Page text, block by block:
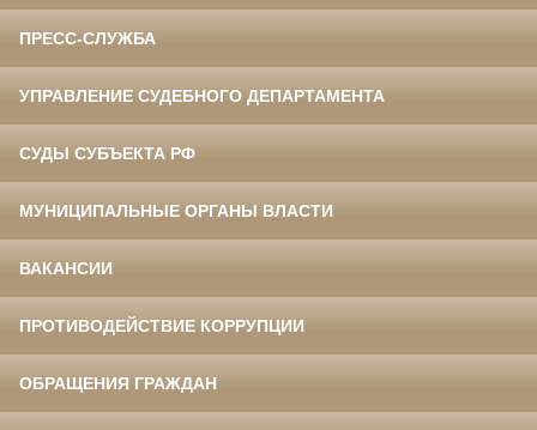
ПРЕСС-СЛУЖБА
УПРАВЛЕНИЕ СУДЕБНОГО ДЕПАРТАМЕНТА
СУДЫ СУБЪЕКТА РФ
МУНИЦИПАЛЬНЫЕ ОРГАНЫ ВЛАСТИ
ВАКАНСИИ
ПРОТИВОДЕЙСТВИЕ КОРРУПЦИИ
ОБРАЩЕНИЯ ГРАЖДАН